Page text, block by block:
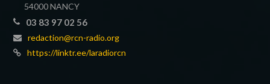
54000 NANCY
03 83 97 02 56
redaction@rcn-radio.org
https://linktr.ee/laradiorcn